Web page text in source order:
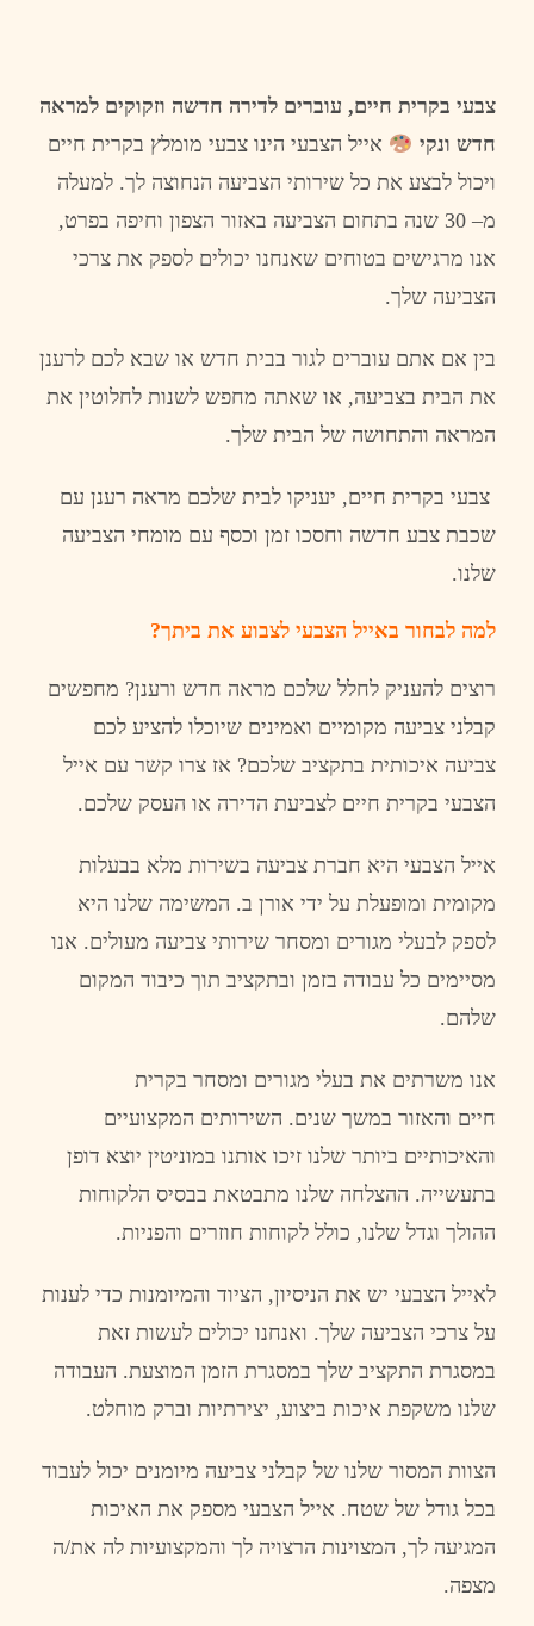
צבעי בקרית חיים, עוברים לדירה חדשה וזקוקים למראה
חדש ונקי
אייל הצבעי הינו צבעי מומלץ בקרית חיים
ויכול לבצע את כל שירותי הצביעה הנחוצה לך.למעלה
מ– 30 שנה בתחום הצביעה באזור הצפון וחיפה בפרט,
אנו מרגישים בטוחים שאנחנו יכולים לספק את צרכי
הצביעה שלך.
בין אם אתם עוברים לגור בבית חדש או שבא לכם לרענן
את הבית בצביעה, או שאתה מחפש לשנות לחלוטין את
המראה והתחושה של הבית שלך.
צבעי בקרית חיים, יעניקו לבית שלכם מראה רענן עם
שכבת צבע חדשה וחסכו זמן וכסף עם מומחי הצביעה
שלנו.
למה לבחור באייל הצבעי לצבוע את ביתך?
רוצים להעניק לחלל שלכם מראה חדש ורענן? מחפשים
קבלני צביעה מקומיים ואמינים שיוכלו להציע לכם
צביעה איכותית בתקציב שלכם? אז צרו קשר עם אייל
הצבעי בקרית חיים לצביעת הדירה או העסק שלכם.
אייל הצבעי היא חברת צביעה בשירות מלא בבעלות
מקומית ומופעלת על ידי אורן ב. המשימה שלנו היא
לספק לבעלי מגורים ומסחר שירותי צביעה מעולים. אנו
מסיימים כל עבודה בזמן ובתקציב תוך כיבוד המקום
שלהם.
אנו משרתים את בעלי מגורים ומסחר בקרית
חיים והאזור במשך שנים. השירותים המקצועיים
והאיכותיים ביותר שלנו זיכו אותנו במוניטין יוצא דופן
בתעשייה. ההצלחה שלנו מתבטאת בבסיס הלקוחות
ההולך וגדל שלנו, כולל לקוחות חוזרים והפניות.
לאייל הצבעי יש את הניסיון, הציוד והמיומנות כדי לענות
על צרכי הצביעה שלך. ואנחנו יכולים לעשות זאת
במסגרת התקציב שלך במסגרת הזמן המוצעת. העבודה
שלנו משקפת איכות ביצוע, יצירתיות וברק מוחלט.
הצוות המסור שלנו של קבלני צביעה מיומנים יכול לעבוד
בכל גודל של שטח. אייל הצבעי מספק את האיכות
המגיעה לך, המצוינות הרצויה לך והמקצועיות לה את/ה
מצפה.